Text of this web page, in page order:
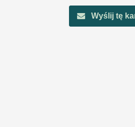
Wyślij tę